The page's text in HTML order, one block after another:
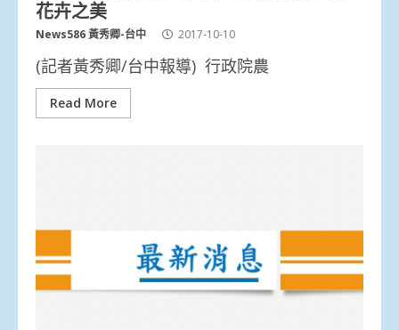
花卉之美
News586 黃秀卿-台中 2017-10-10
(記者黃秀卿/台中報導) 行政院農
Read More